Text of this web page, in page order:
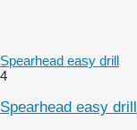
Spearhead easy drill
4
Spearhead easy drill